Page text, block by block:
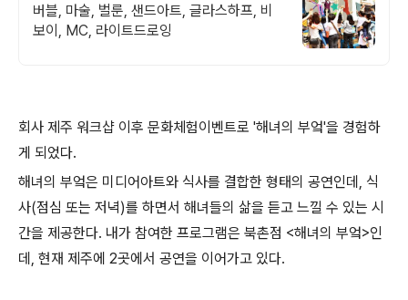
버블, 마술, 벌룬, 샌드아트, 글라스하프, 비
보이, MC, 라이트드로잉
회사 제주 워크샵 이후 문화체험이벤트로 '해녀의 부엌'을 경험하
게 되었다.
해녀의 부엌은 미디어아트와 식사를 결합한 형태의 공연인데, 식
사(점심 또는 저녁)를 하면서 해녀들의 삶을 듣고 느낄 수 있는 시
간을 제공한다. 내가 참여한 프로그램은 북촌점 <해녀의 부엌>인
데, 현재 제주에 2곳에서 공연을 이어가고 있다.